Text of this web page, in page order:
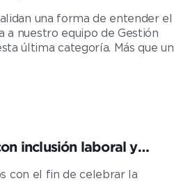
una forma de entender el
a nuestro equipo de Gestión
última categoría. Más que un
y
con el fin de celebrar la